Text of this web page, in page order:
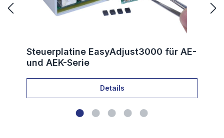
Steuerplatine EasyAdjust3000 für AE-
und AEK-Serie
Details